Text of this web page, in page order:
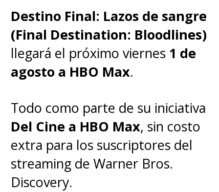
Destino Final: Lazos de sangre
(Final Destination: Bloodlines)
llegará el próximo viernes 1 de
agosto a HBO Max.
Todo como parte de su iniciativa
Del Cine a HBO Max, sin costo
extra para los suscriptores del
streaming de Warner Bros.
Discovery.